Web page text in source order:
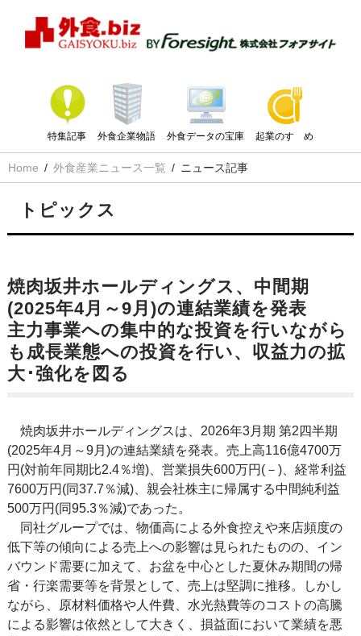
特集記事 外食企業物語 外食データの宝庫 起業のすゝめ
Home 外食産業ニュース一覧 ニュース記事
トピックス
焼肉坂井ホールディングス、中間期
(2025年4月～9月)の連結業績を発表
主力事業への集中的な投資を行いながら
も成長業態への投資を行い、収益力の拡
大･強化を図る
焼肉坂井ホールディングスは、2026年3月期 第2四半期
(2025年4月～9月)の連結業績を発表。売上高116億4700万
円(対前年同期比2.4％増)、営業損失600万円(－)、経常利益
7600万円(同37.7％減)、親会社株主に帰属する中間純利益
500万円(同95.3％減)であった。
同社グループでは、物価高による外食控えや来店頻度の
低下等の傾向による売上への影響は見られたものの、イン
バウンド需要に加えて、お盆を中心とした夏休み期間の帰
省・行楽需要等を背景として、売上は堅調に推移。しかし
ながら、原材料価格や人件費、水光熱費等のコストの高騰
による影響は依然として大きく、損益面において業績を悪